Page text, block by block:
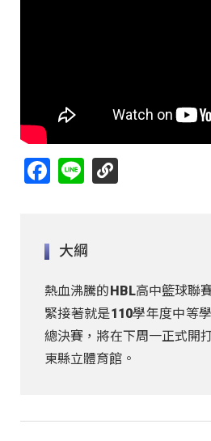
Facebook
Line
大綱
熱血沸騰的HBL高中籃球聯
緊接著就是110學年度中等
總決賽，將在下周一正式開
東縣立體育館。